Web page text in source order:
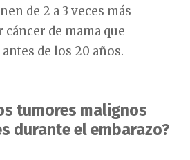
de 2 a 3 veces más
cáncer de mama que
de los 20 años.
tumores malignos
durante el embarazo?